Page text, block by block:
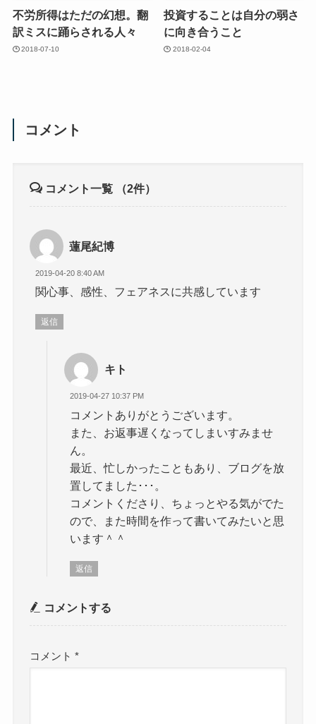
不労所得はただの幻想。翻
訳ミスに踊らされる人々
2018-07-10
投資することは自分の弱さ
に向き合うこと
2018-02-04
コメント
コメント一覧 （2件）
蓮尾紀博
2019-04-20 8:40 AM
関心事、感性、フェアネスに共感しています
返信
キト
2019-04-27 10:37 PM
コメントありがとうございます。
また、お返事遅くなってしまいすみませ
ん。
最近、忙しかったこともあり、ブログを放
置してました･･･。
コメントくださり、ちょっとやる気がでた
ので、また時間を作って書いてみたいと思
います＾＾
返信
コメントする
コメント*